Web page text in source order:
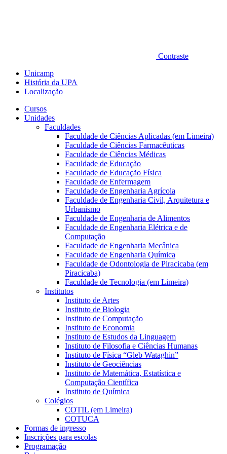
Contraste
Unicamp
História da UPA
Localização
Cursos
Unidades
Faculdades
Faculdade de Ciências Aplicadas (em Limeira)
Faculdade de Ciências Farmacêuticas
Faculdade de Ciências Médicas
Faculdade de Educação
Faculdade de Educação Física
Faculdade de Enfermagem
Faculdade de Engenharia Agrícola
Faculdade de Engenharia Civil, Arquitetura e
Urbanismo
Faculdade de Engenharia de Alimentos
Faculdade de Engenharia Elétrica e de
Computação
Faculdade de Engenharia Mecânica
Faculdade de Engenharia Química
Faculdade de Odontologia de Piracicaba (em
Piracicaba)
Faculdade de Tecnologia (em Limeira)
Institutos
Instituto de Artes
Instituto de Biologia
Instituto de Computação
Instituto de Economia
Instituto de Estudos da Linguagem
Instituto de Filosofia e Ciências Humanas
Instituto de Física “Gleb Wataghin”
Instituto de Geociências
Instituto de Matemática, Estatística e
Computação Científica
Instituto de Química
Colégios
COTIL (em Limeira)
COTUCA
Formas de ingresso
Inscrições para escolas
Programação